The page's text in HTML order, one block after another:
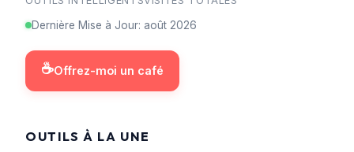
Dernière Mise à Jour: août 2026
☕Offrez-moi un café
OUTILS À LA UNE